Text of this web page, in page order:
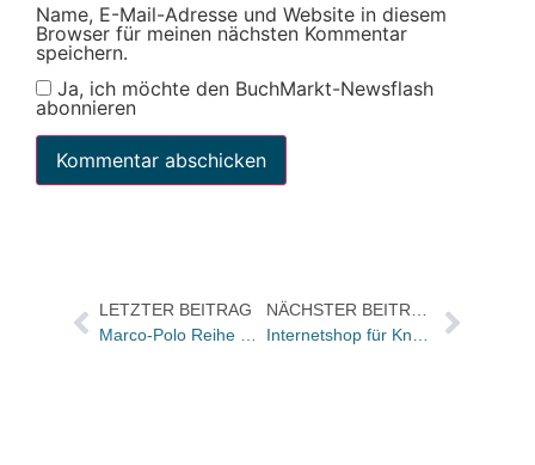
Name, E-Mail-Adresse und Website in diesem
Browser für meinen nächsten Kommentar
speichern.
Ja, ich möchte den BuchMarkt-Newsflash
abonnieren
LETZTER BEITRAG